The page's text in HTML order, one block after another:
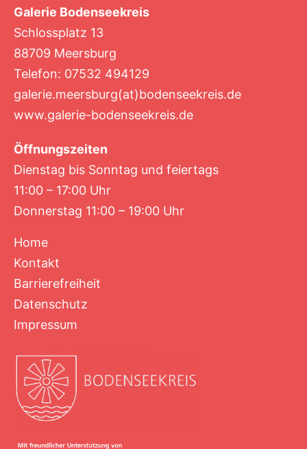
Galerie Bodenseekreis
Schlossplatz 13
88709 Meersburg
Telefon: 07532 494129
galerie.meersburg(at)bodenseekreis.de
www.galerie-bodenseekreis.de
Öffnungszeiten
Dienstag bis Sonntag und feiertags
11:00 – 17:00 Uhr
Donnerstag 11:00 – 19:00 Uhr
Home
Kontakt
Barrierefreiheit
Datenschutz
Impressum